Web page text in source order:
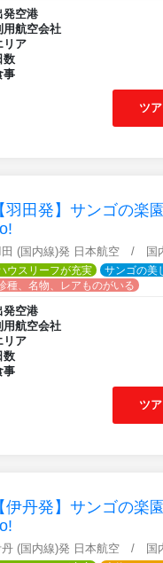
発空港
用航空会社
リア
数
事
ツ
【羽田発】サンゴの楽
田 (国内線)発 日本航空 / 国
ウスリーフが充実
サンゴの美
種、名物、レアものがいる
発空港
用航空会社
リア
数
事
ツ
【伊丹発】サンゴの楽
丹 (国内線)発 日本航空 / 国